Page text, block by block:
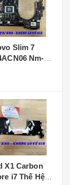
Slim 7
Nm-
X1 Carbon
i7 Thế Hệ